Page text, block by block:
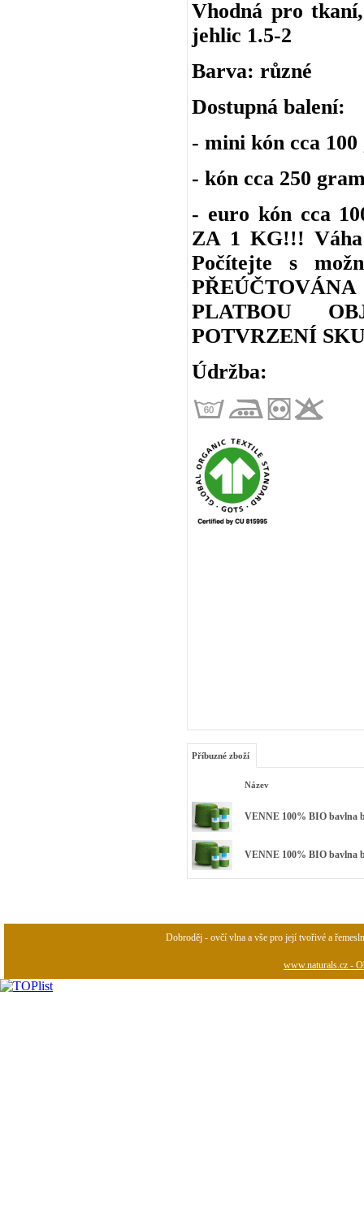
Vhodná pro
jehlic 1.5-2
Barva: různé
Dostupná balení:
- mini kón cca
- kón cca 250
- euro kón cca
ZA 1 KG!!!
Počítejte s
PLATBOU
POTVRZENÍ
Údržba:
Příbuzné zboží
Název
VENNE 100% BIO bavlna
VENNE 100% BIO bavlna
Dobroděj - ovčí vlna a vše pro její tvořivé a
www.naturals.cz -